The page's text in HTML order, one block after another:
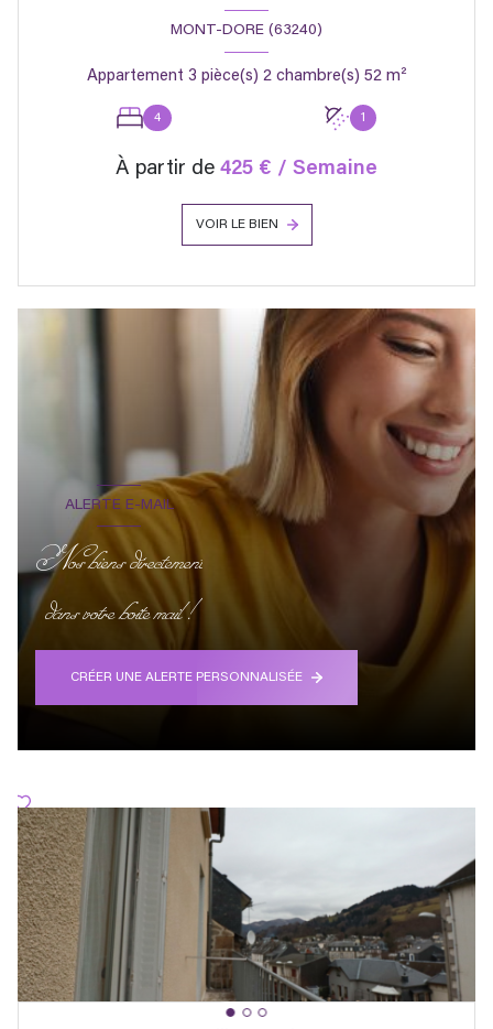
MONT-DORE (63240)
Appartement 3 pièce(s) 2 chambre(s) 52 m²
4 1
À partir de 425 € / Semaine
VOIR LE BIEN
ALERTE E-MAIL
Nos biens directement
dans votre boite mail !
CRÉER UNE ALERTE PERSONNALISÉE